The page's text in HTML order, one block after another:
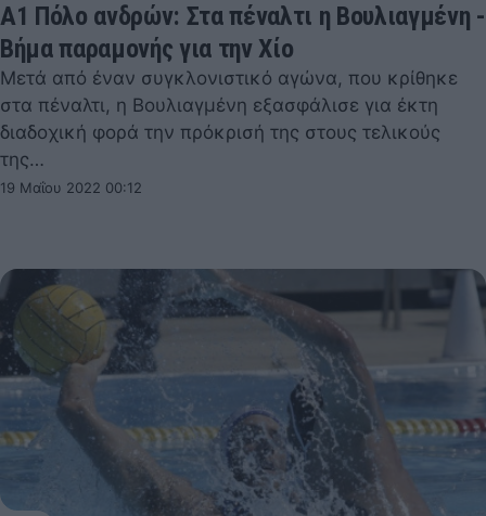
Α1 Πόλο ανδρών: Στα πέναλτι η Βουλιαγμένη -
Βήμα παραμονής για την Χίο
Μετά από έναν συγκλονιστικό αγώνα, που κρίθηκε
στα πέναλτι, η Βουλιαγμένη εξασφάλισε για έκτη
διαδοχική φορά την πρόκρισή της στους τελικούς
της…
19 Μαΐου 2022 00:12